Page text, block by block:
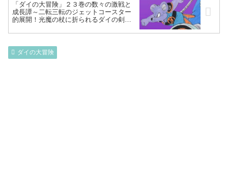
「ダイの大冒険」２３巻の数々の激戦と
成長譚～二転三転のジェットコースター
的展開！光魔の杖に折られるダイの剣…
バーンの世界攻勢は続き…～
ダイの大冒険